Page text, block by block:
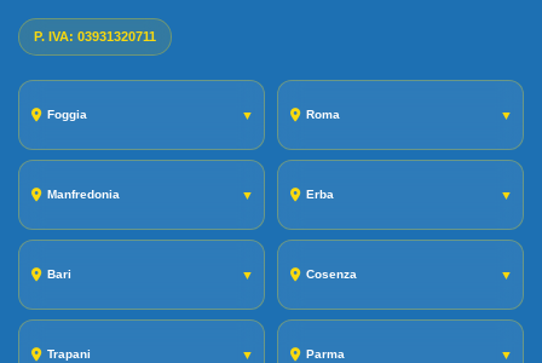
P. IVA: 03931320711
Foggia ▼ Roma ▼
Manfredonia ▼ Erba ▼
Bari ▼ Cosenza ▼
Trapani ▼ Parma ▼